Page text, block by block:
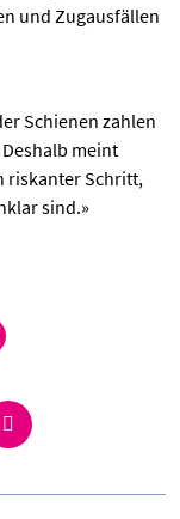
und Zugausfällen
Schienen zahlen
meint
riskanter Schritt,
sind.»